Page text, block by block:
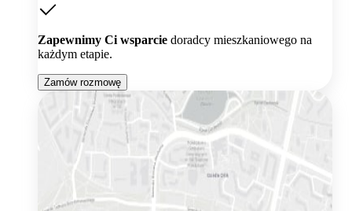
Zapewnimy Ci wsparcie doradcy mieszkaniowego na
każdym etapie.
Zamów rozmowę